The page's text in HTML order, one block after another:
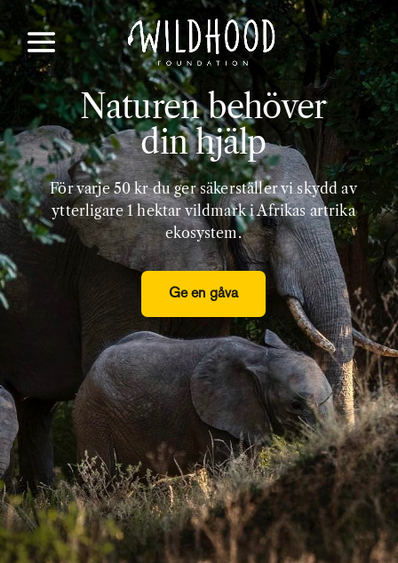
Naturen behöver
din hjälp
För varje 50 kr du ger säkerställer vi skydd av
ytterligare 1 hektar vildmark i Afrikas artrika
ekosystem.
Ge en gåva